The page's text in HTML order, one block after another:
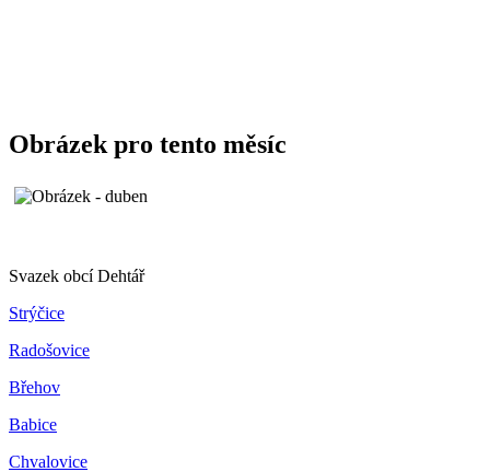
Obrázek pro tento měsíc
Svazek obcí Dehtář
Strýčice
Radošovice
Břehov
Babice
Chvalovice